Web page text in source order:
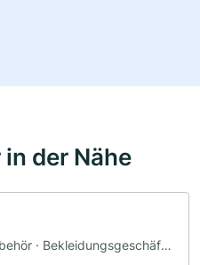
der Nähe
· Bekleidungsgeschäft ·